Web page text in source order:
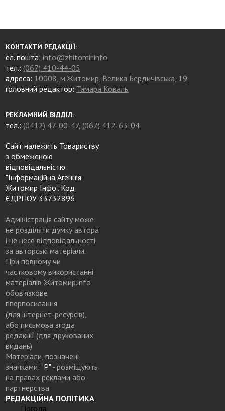
КОНТАКТИ РЕДАКЦІЇ:
ел. пошта:info@zhitomir.info
тел.: (067) 410-44-05
адреса: 10008, м.Житомир, Велика Бердичівська, 19
головний редактор: Тамара Коваль
РЕКЛАМНИЙ ВІДДІЛ:
тел.: (0412) 47-00-47, (067) 412-63-04
Сайт належить Товариству
з обмеженою
відповідальністю
"Інформаційна Агенція
Житомир Інфо". Код
ЄДРПОУ 33732896
Адміністрація сайту може
не розділяти думку автора
і не несе відповідальності
за авторські матеріали.
При повному чи
частковому використанні
матеріалів Житомир.info
обов’язкове
гіперпосилання
(для інтернет-ресурсів),
або письмова згода
редакції (для друкованих
видань)
Матеріали, позначені
значками: "Р"- розміщують
на правах реклами або
партнерства
РЕДАКЦІЙНА ПОЛІТИКА
Погода